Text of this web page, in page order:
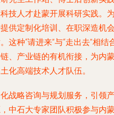
技人才赴蒙开展科研实践。
供定制化培训、在职深造机
这种“请进来”与“走出去”相
、产业链的有机衔接，为内
化高端技术人才队伍。
战略咨询与规划服务，引领
中石大专家团队积极参与内